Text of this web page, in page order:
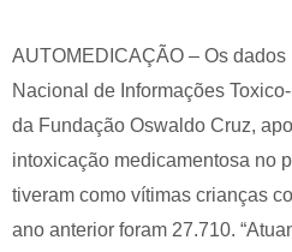
AUTOMEDICAÇÃO – Os
Nacional de Informações
da Fundação Oswaldo Cruz,
intoxicação medicamentosa no
tiveram como vítimas crianças
ano anterior foram 27.710.